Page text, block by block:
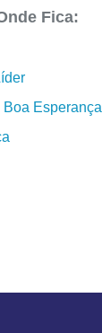
Fica:
Esperança